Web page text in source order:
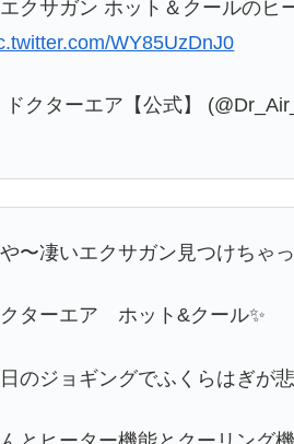
エクサガン ホット＆クールの
WY85UzDnJ0
クターエア【公式】
〜凄いエクサガン見つけちゃ
クターエア ホット&クール✨
のジョギングでふくらはぎが